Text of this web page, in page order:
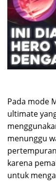
Pada mode
ultimate
menunggu
karena
untuk